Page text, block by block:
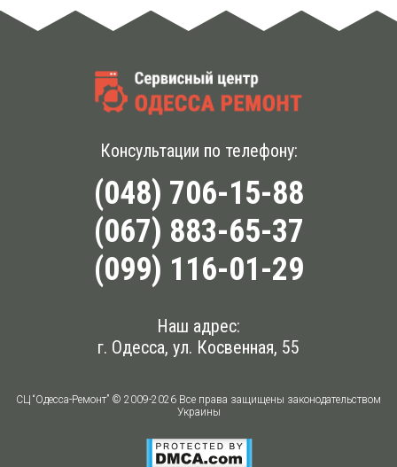
Консультации по телефону:
(048) 706-15-88
(067) 883-65-37
(099) 116-01-29
Наш адрес:
г. Одесса, ул. Косвенная, 55
СЦ “Одесса-Ремонт” © 2009-2026 Все права защищены законодательством
Украины